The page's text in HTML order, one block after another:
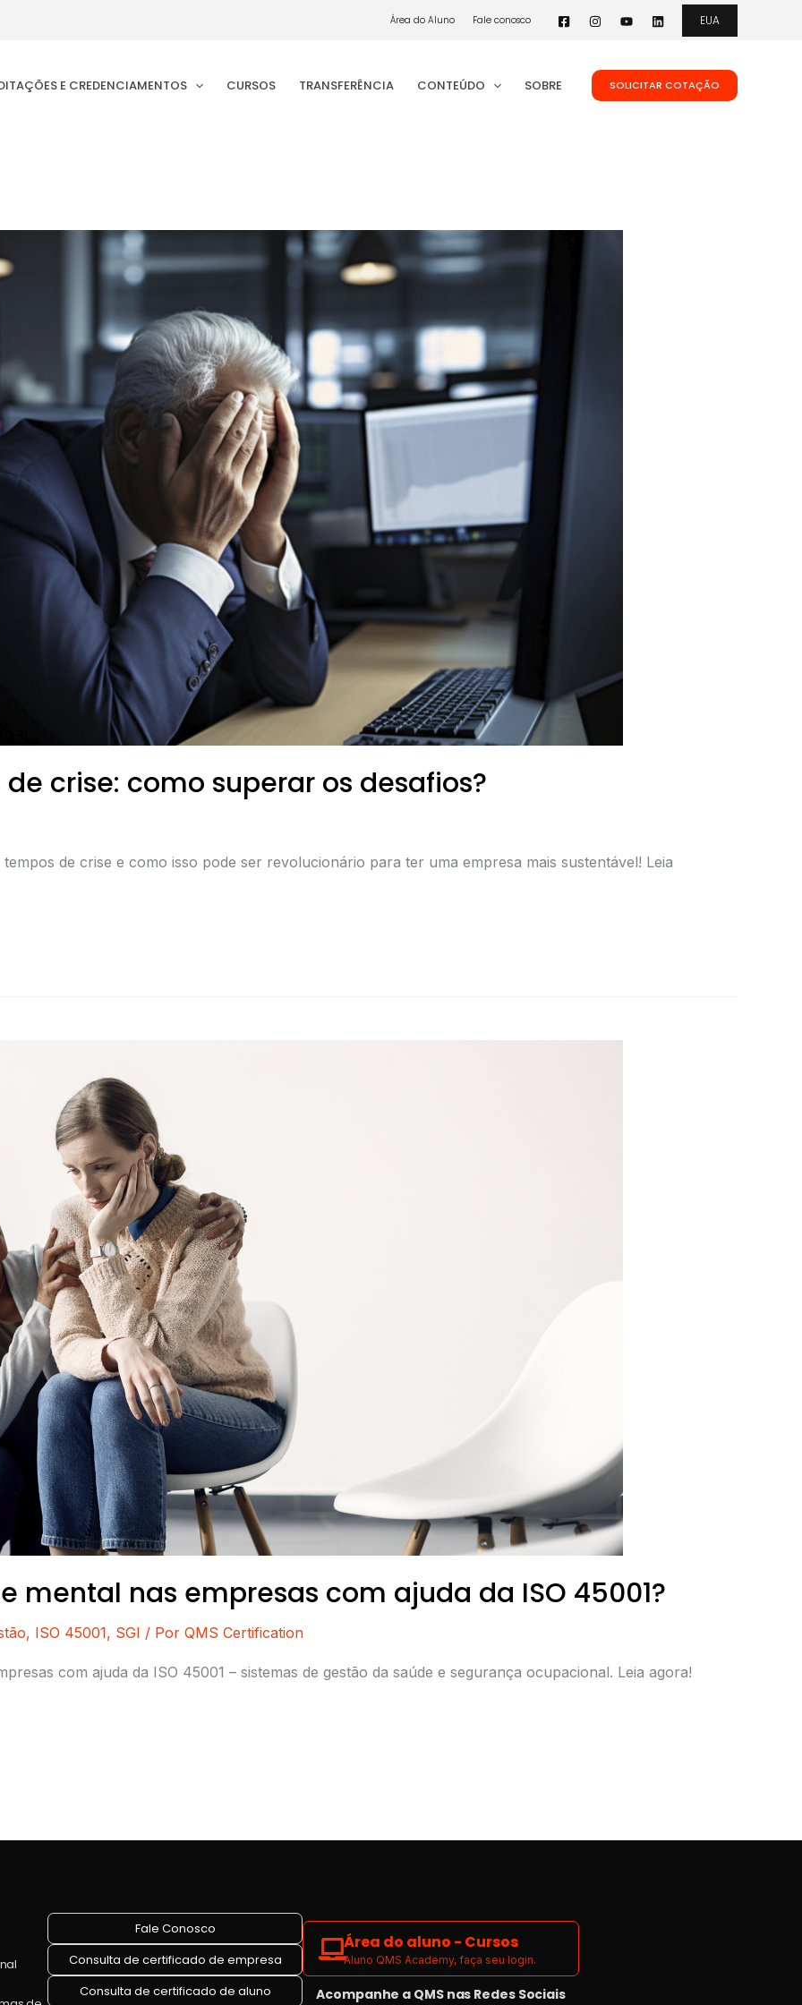
Área do Aluno Fale conosco EUA
E CREDENCIAMENTOS CURSOS TRANSFERÊNCIA CONTEÚDO SOBRE SOLICITAR COTAÇÃO
crise: como superar os desafios?
de crise e como isso pode ser revolucionário para ter uma empresa mais sustentável! Leia
mental nas empresas com ajuda da ISO 45001?
, ISO 45001, SGI / Por QMS Certification
com ajuda da ISO 45001 – sistemas de gestão da saúde e segurança ocupacional. Leia agora!
Fale Conosco
Consulta de certificado de empresa
Consulta de certificado de aluno
Área do aluno - Cursos
Aluno QMS Academy, faça seu login.
Acompanhe a QMS nas Redes Sociais